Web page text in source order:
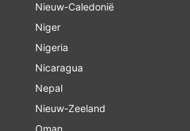
Nieuw-Caledonië
Niger
Nigeria
Nicaragua
Nepal
Nieuw-Zeeland
Oman